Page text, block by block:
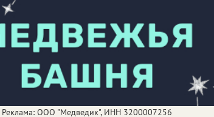
Реклама: ООО "Медведик", ИНН 3200007256